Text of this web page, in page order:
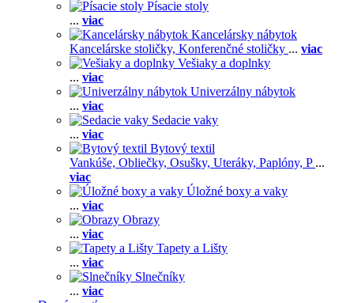
Písacie stoly
... viac
Kancelársky nábytok
Kancelárske stoličky, Konferenčné stoličky ... viac
Vešiaky a doplnky
... viac
Univerzálny nábytok
... viac
Sedacie vaky
... viac
Bytový textil
Vankúše, Obliečky, Osušky, Uteráky, Paplóny, P ...
viac
Úložné boxy a vaky
... viac
Obrazy
... viac
Tapety a Lišty
... viac
Slnečníky
... viac